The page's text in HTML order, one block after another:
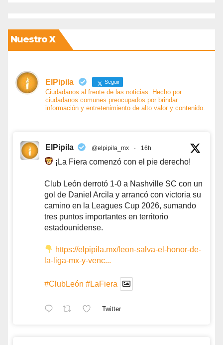
Nuestro X
ElPipila Seguir
Ciudadanos al frente de las noticias. Hecho por
ciudadanos comunes preocupados por brindar
información y entretenimiento de alto valor y contenido.
ElPipila @elpipila_mx · 16h
¡La Fiera comenzó con el pie derecho!
Club León derrotó 1-0 a Nashville SC con un
gol de Daniel Arcila y arrancó con victoria su
camino en la Leagues Cup 2026, sumando
tres puntos importantes en territorio
estadounidense.
https://elpipila.mx/leon-salva-el-honor-de-
la-liga-mx-y-venc...
#ClubLeón #LaFiera
Twitter